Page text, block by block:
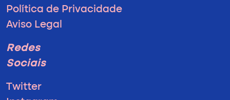
Política de Privacidade
Aviso Legal
Redes
Sociais
Twitter